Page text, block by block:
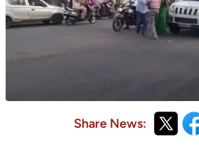
Share News: